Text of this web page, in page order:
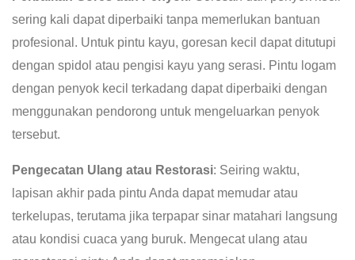
sering kali dapat diperbaiki tanpa memerlukan bantuan
profesional. Untuk pintu kayu, goresan kecil dapat ditutupi
dengan spidol atau pengisi kayu yang serasi. Pintu logam
dengan penyok kecil terkadang dapat diperbaiki dengan
menggunakan pendorong untuk mengeluarkan penyok
tersebut.
Pengecatan Ulang atau Restorasi: Seiring waktu,
lapisan akhir pada pintu Anda dapat memudar atau
terkelupas, terutama jika terpapar sinar matahari langsung
atau kondisi cuaca yang buruk. Mengecat ulang atau